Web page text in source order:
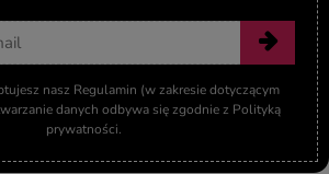
nasz Regulamin (w zakresie dotyczącym
danych odbywa się zgodnie z Polityką
prywatności.